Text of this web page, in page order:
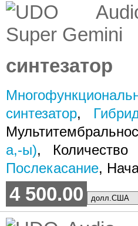
синтезатор
синтезатор,
а,-ы),
Послекасание,
4 500.00